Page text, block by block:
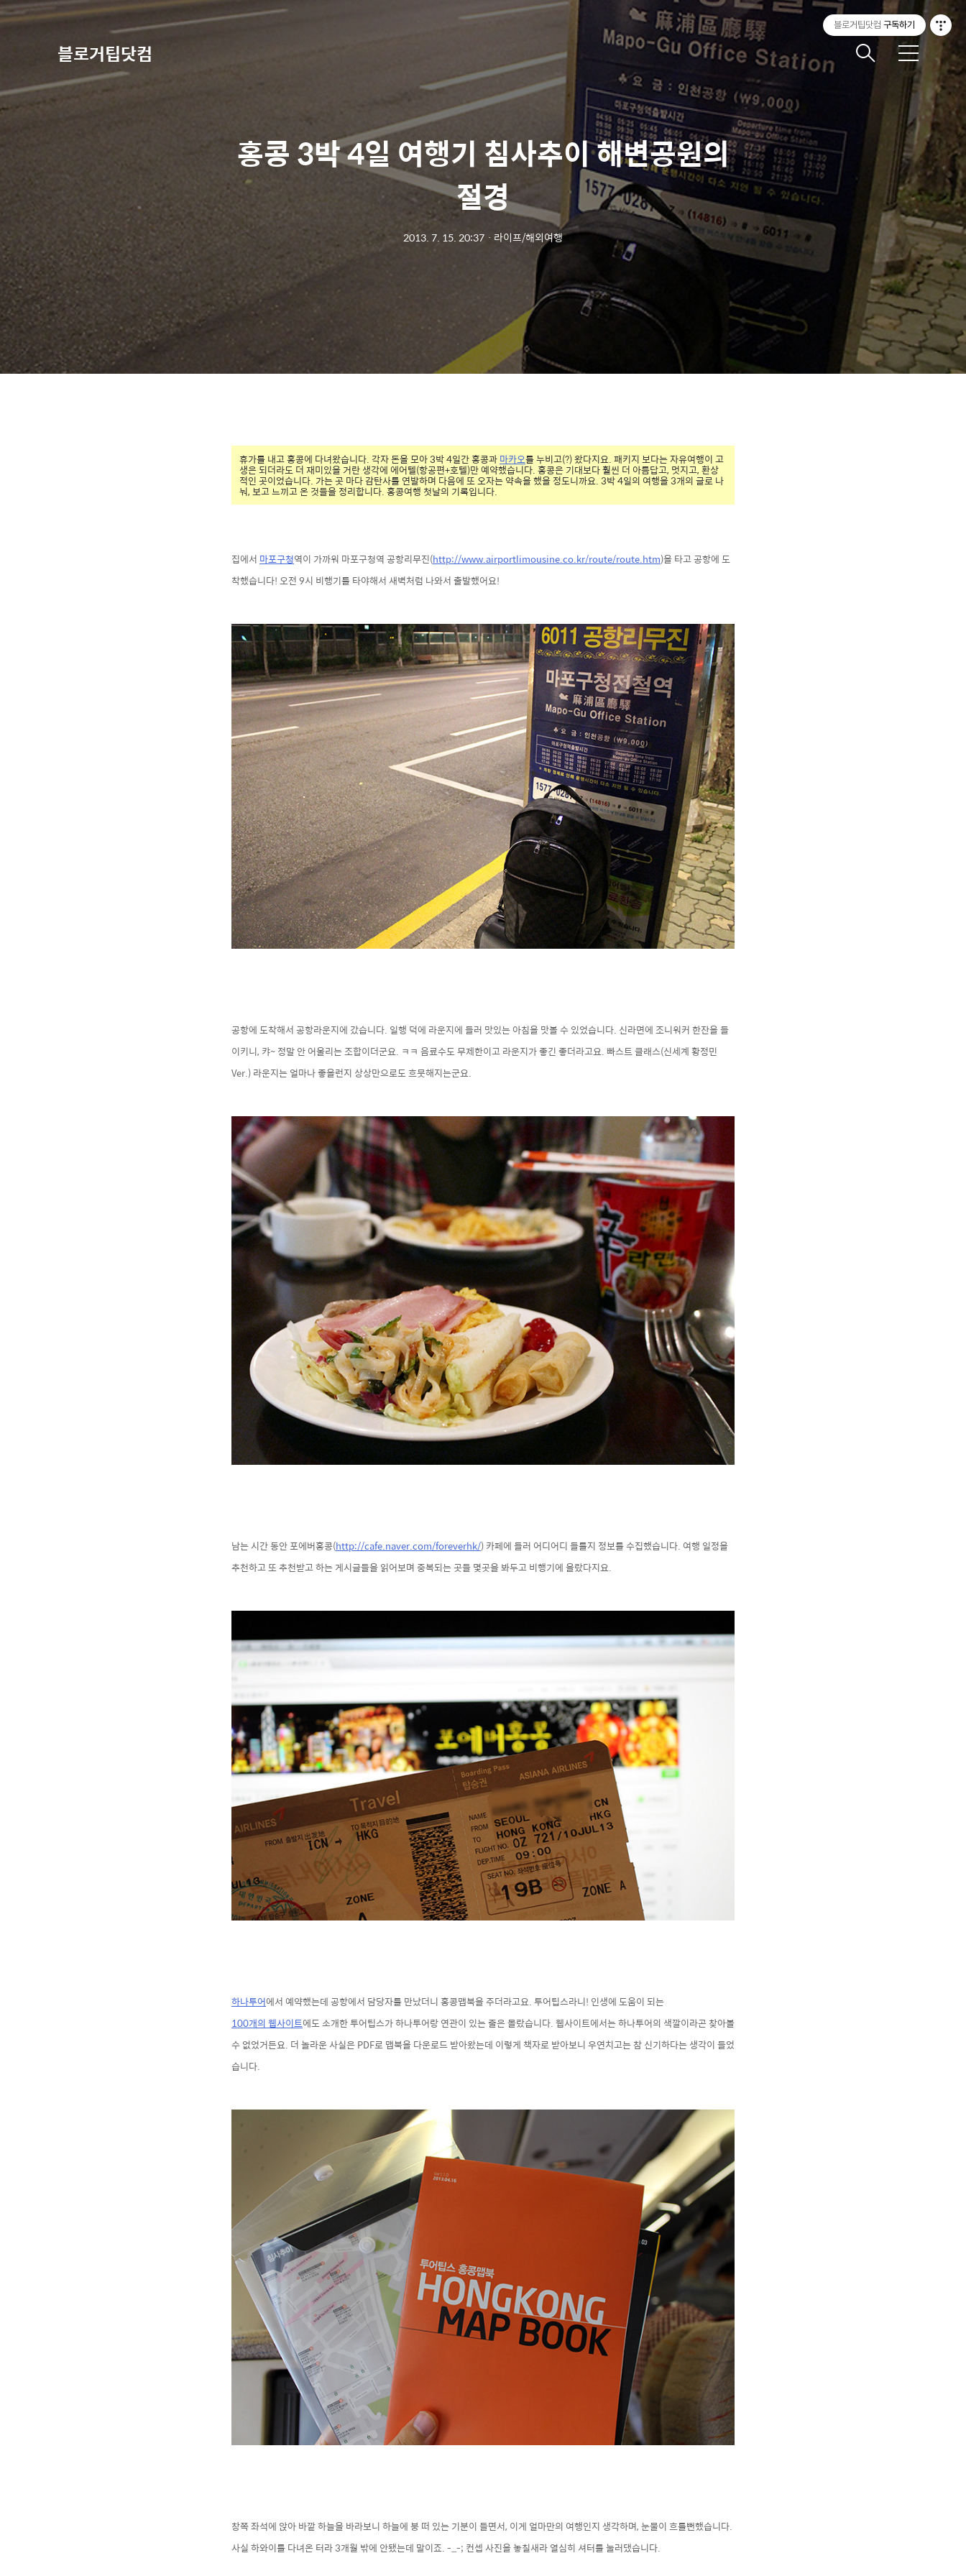
블로거팁닷컴 메
뉴
홍콩 3박 4일 여행기 침사추이 해변공원의
절경
2013. 7. 15. 20:37 ㆍ 라이프/해외여행
휴가를 내고 홍콩에 다녀왔습니다. 각자 돈을 모아 3박 4일간 홍콩과마카오를 누비고(?) 왔다지요. 패키지 보다는 자유여행이 고
생은 되더라도 더 재미있을 거란 생각에 에어텔(항공편+호텔)만 예약했습니다. 홍콩은 기대보다 훨씬 더 아름답고, 멋지고, 환상
적인 곳이었습니다. 가는 곳 마다 감탄사를 연발하며 다음에 또 오자는 약속을 했을 정도니까요. 3박 4일의 여행을 3개의 글로 나
눠, 보고 느끼고 온 것들을 정리합니다. 홍콩여행 첫날의 기록입니다.
집에서 마포구청역이 가까워 마포구청역 공항리무진(http://www.airportlimousine.co.kr/route/route.htm)을 타고 공항에 도
착했습니다! 오전 9시 비행기를 타야해서 새벽처럼 나와서 출발했어요!
공항에 도착해서 공항라운지에 갔습니다. 일행 덕에 라운지에 들러 맛있는 아침을 맛볼 수 있었습니다. 신라면에 조니워커 한잔을 들
이키니, 캬~ 정말 안 어울리는 조합이더군요. ㅋㅋ 음료수도 무제한이고 라운지가 좋긴 좋더라고요. 빠스트 클래스(신세계 황정민
Ver.) 라운지는 얼마나 좋을런지 상상만으로도 흐뭇해지는군요.
남는 시간 동안 포에버홍콩(http://cafe.naver.com/foreverhk/) 카페에 들러 어디어디 들를지 정보를 수집했습니다. 여행 일정을
추천하고 또 추천받고 하는 게시글들을 읽어보며 중복되는 곳들 몇곳을 봐두고 비행기에 올랐다지요.
하나투어에서 예약했는데 공항에서 담당자를 만났더니 홍콩맵북을 주더라고요. 투어팁스라니! 인생에 도움이 되는
100개의 웹사이트에도 소개한 투어팁스가 하나투어랑 연관이 있는 줄은 몰랐습니다. 웹사이트에서는 하나투어의 색깔이라곤 찾아볼
수 없었거든요. 더 놀라운 사실은 PDF로 맵북을 다운로드 받아왔는데 이렇게 책자로 받아보니 우연치고는 참 신기하다는 생각이 들었
습니다.
창쪽 좌석에 앉아 바깥 하늘을 바라보니 하늘에 붕 떠 있는 기분이 들면서, 이게 얼마만의 여행인지 생각하며, 눈물이 흐를뻔했습니다.
사실 하와이를 다녀온 터라 3개월 밖에 안됐는데 말이죠. -_-; 컨셉 사진을 놓칠새라 열심히 셔터를 눌러댔습니다.
블로거팁닷컴 구독하기